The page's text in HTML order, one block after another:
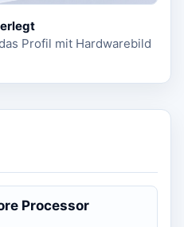
Profil mit Hardwarebild
Processor